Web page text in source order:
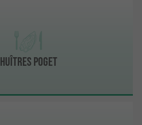
Huîtres Poget